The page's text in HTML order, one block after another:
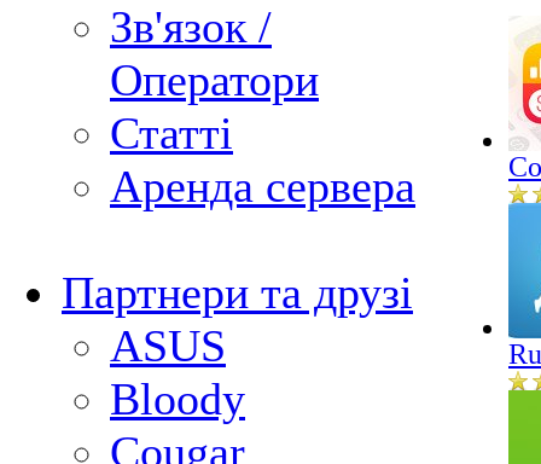
Зв'язок /
Оператори
Статті
Аренда сервера
Партнери та друзі
ASUS
Bloody
Cougar